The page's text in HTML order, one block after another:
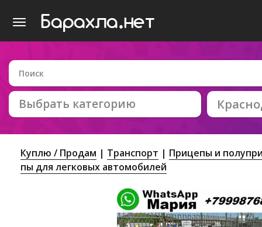
Выбрать категорию
Куплю / Продам Транспорт
Прицепы и
пы для легковых автомобилей